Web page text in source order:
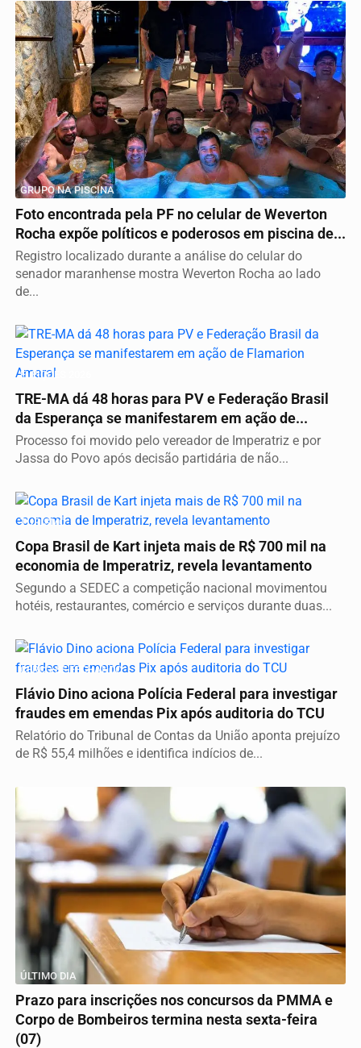
GRUPO NA PISCINA
Foto encontrada pela PF no celular de Weverton
Rocha expõe políticos e poderosos em piscina de...
Registro localizado durante a análise do celular do
senador maranhense mostra Weverton Rocha ao lado
de...
ELEIÇÕES 2026
TRE-MA dá 48 horas para PV e Federação Brasil
da Esperança se manifestarem em ação de...
Processo foi movido pelo vereador de Imperatriz e por
Jassa do Povo após decisão partidária de não...
TURISMO
Copa Brasil de Kart injeta mais de R$ 700 mil na
economia de Imperatriz, revela levantamento
Segundo a SEDEC a competição nacional movimentou
hotéis, restaurantes, comércio e serviços durante duas...
CERCO SE FECHANDO
Flávio Dino aciona Polícia Federal para investigar
fraudes em emendas Pix após auditoria do TCU
Relatório do Tribunal de Contas da União aponta prejuízo
de R$ 55,4 milhões e identifica indícios de...
ÚLTIMO DIA
Prazo para inscrições nos concursos da PMMA e
Corpo de Bombeiros termina nesta sexta-feira
(07)